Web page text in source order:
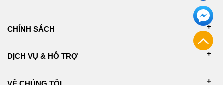
CHÍNH SÁCH
DỊCH VỤ & HỖ TRỢ
VỀ CHÚNG TÔI